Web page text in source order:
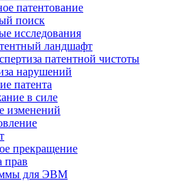
патентование
поиск
исследования
ландшафт
патентной чистоты
нарушений
патента
в силе
изменений
прекращение
прав
для ЭВМ